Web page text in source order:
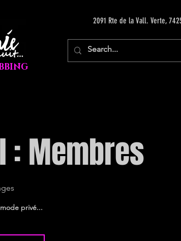
2091 Rte de la Vall. Verte,
: Membres